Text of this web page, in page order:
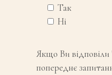
Так
Ні
Якщо Ви відповіли
попереднє